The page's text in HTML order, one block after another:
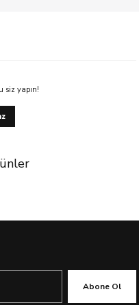
siz yapın!
Abone Ol